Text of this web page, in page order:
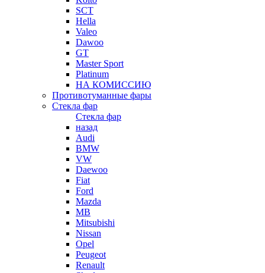
SCT
Hella
Valeo
Dawoo
GT
Master Sport
Platinum
НА КОМИССИЮ
Противотуманные фары
Стекла фар
Стекла фар
назад
Audi
BMW
VW
Daewoo
Fiat
Ford
Mazda
MB
Mitsubishi
Nissan
Opel
Peugeot
Renault